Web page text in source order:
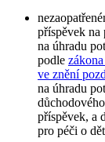
příspěvek na
na úhradu
podle
ve znění
na úhradu
příspěvek, a
pro péči o